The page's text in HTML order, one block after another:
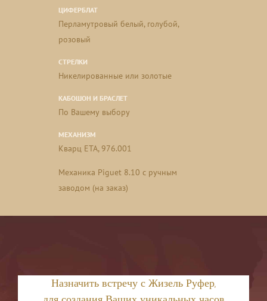
ЦИФЕРБЛАТ
Перламутровый белый, голубой,
розовый
СТРЕЛКИ
Никелированные или золотые
КАБОШОН И БРАСЛЕТ
По Вашему выбору
МЕХАНИЗМ
Кварц ETA, 976.001
Mеханика Piguet 8.10 с ручным
заводом (на заказ)
Назначить встречу с Жизель Руфер,